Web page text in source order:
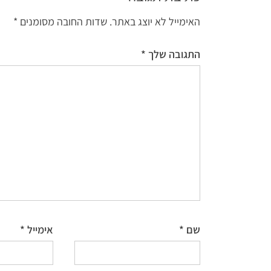
האימייל לא יוצג באתר. שדות החובה מסומנים *
התגובה שלך *
שם * אימייל *